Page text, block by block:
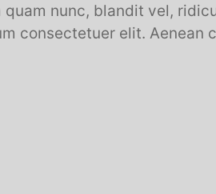
quam nunc, blandit vel,
consectetuer elit. Aenean